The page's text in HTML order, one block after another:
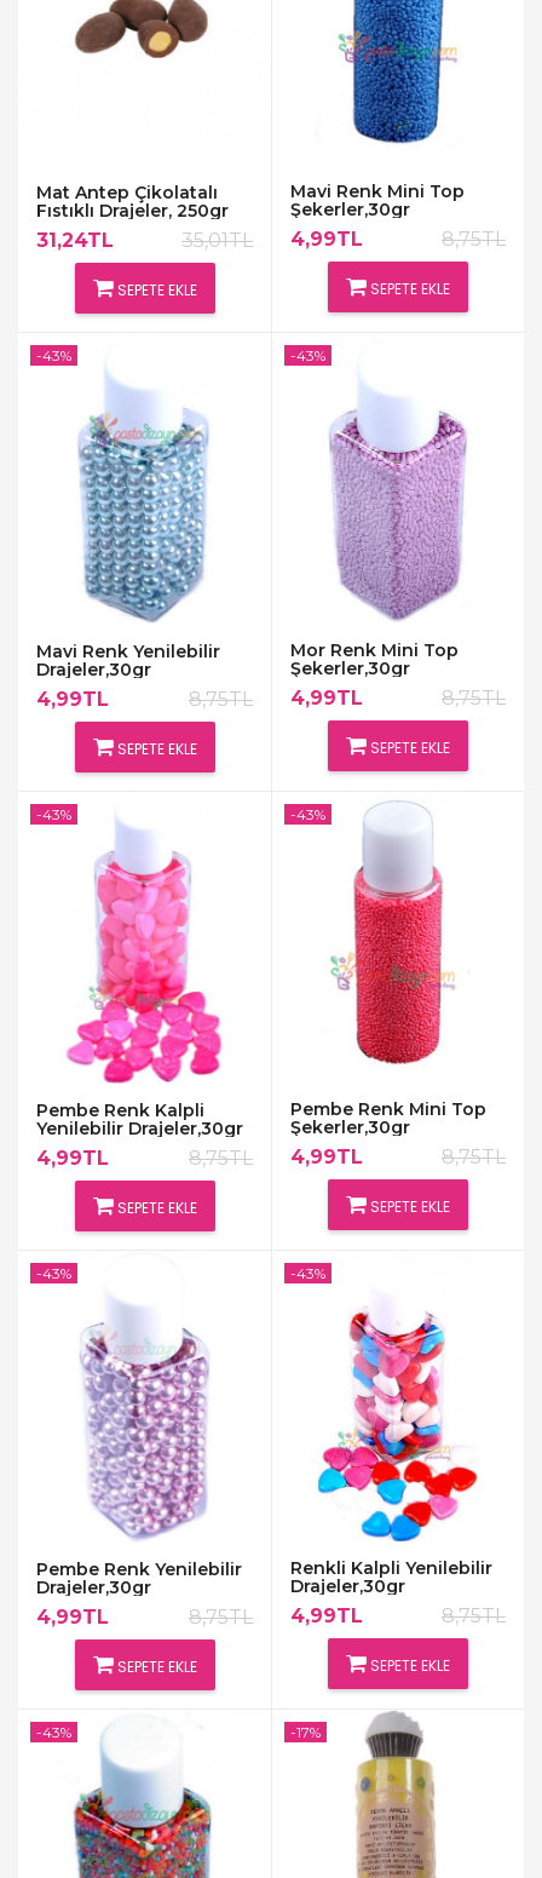
Mat Antep Çikolatalı
Fıstıklı Drajeler, 250gr
31,24TL 35,01TL
SEPETE EKLE
Mavi Renk Mini Top
Şekerler,30gr
4,99TL 8,75TL
SEPETE EKLE
Mavi Renk Yenilebilir
Drajeler,30gr
4,99TL 8,75TL
SEPETE EKLE
-43%
Mor Renk Mini Top
Şekerler,30gr
4,99TL 8,75TL
SEPETE EKLE
-43%
Pembe Renk Kalpli
Yenilebilir Drajeler,30gr
4,99TL 8,75TL
SEPETE EKLE
-43%
Pembe Renk Mini Top
Şekerler,30gr
4,99TL 8,75TL
SEPETE EKLE
-43%
Pembe Renk Yenilebilir
Drajeler,30gr
4,99TL 8,75TL
SEPETE EKLE
-43%
Renkli Kalpli Yenilebilir
Drajeler,30gr
4,99TL 8,75TL
SEPETE EKLE
-43%
-43% -17%